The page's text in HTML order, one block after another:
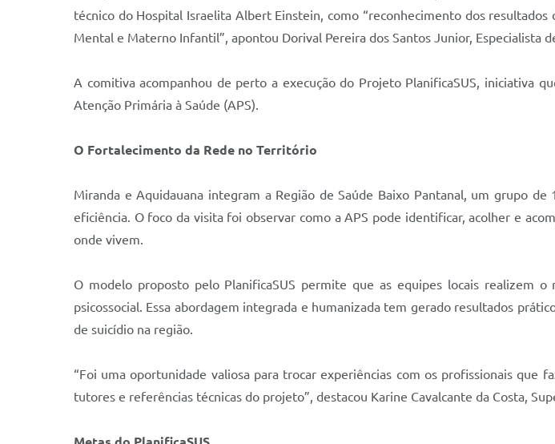
técnico do Hospital Israelita Albert Einstein, como “reconhecimento dos
Mental e Materno Infantil”, apontou Dorival Pereira dos Santos Junior, Especialista
A comitiva acompanhou de perto a execução do Projeto PlanificaSUS, iniciativa
Atenção Primária à Saúde (APS).
O Fortalecimento da Rede no Território
Miranda e Aquidauana integram a Região de Saúde Baixo Pantanal, um grupo
eficiência. O foco da visita foi observar como a APS pode identificar, acolher e
onde vivem.
O modelo proposto pelo PlanificaSUS permite que as equipes locais realizem
psicossocial. Essa abordagem integrada e humanizada tem gerado resultados
de suicídio na região.
“Foi uma oportunidade valiosa para trocar experiências com os profissionais que
tutores e referências técnicas do projeto”, destacou Karine Cavalcante da Costa,